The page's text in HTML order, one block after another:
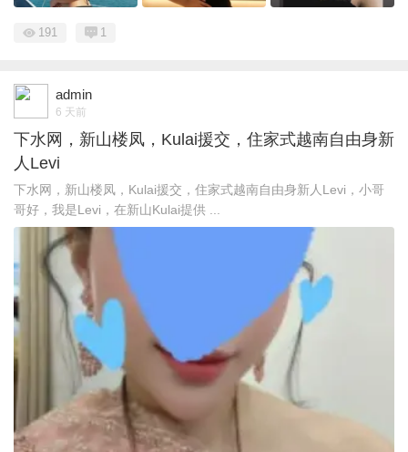
191 1
admin
6 天前
下水网，新山楼凤，Kulai援交，住家式越南自由身新
人Levi
下水网，新山楼凤，Kulai援交，住家式越南自由身新人Levi，小哥
哥好，我是Levi，在新山Kulai提供 ...